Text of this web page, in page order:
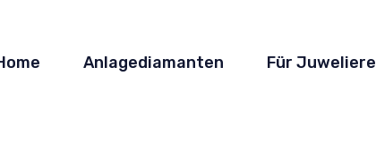
Anlagediamanten Für Juweliere